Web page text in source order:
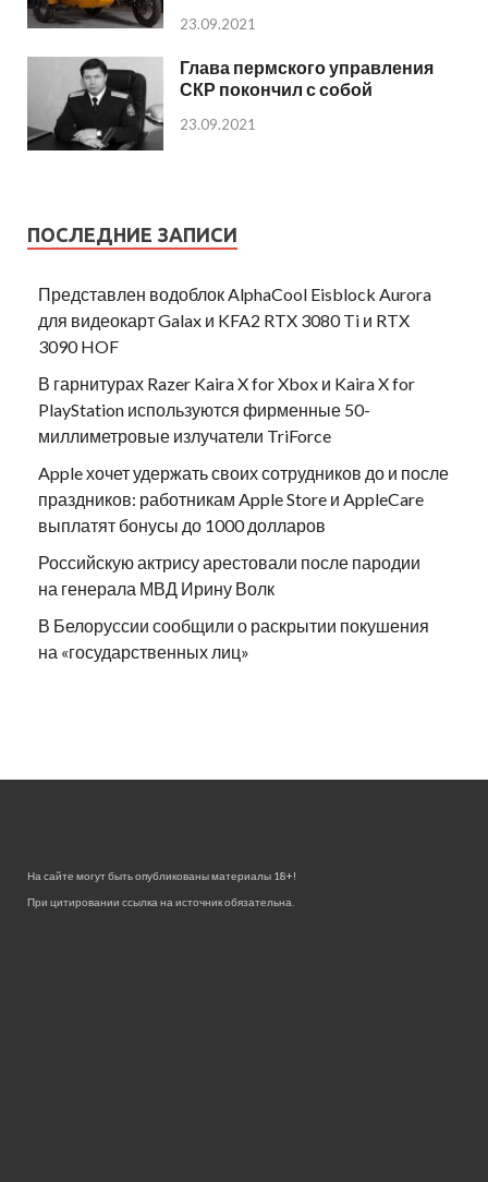
23.09.2021
Глава пермского управления
СКР покончил с собой
23.09.2021
ПОСЛЕДНИЕ ЗАПИСИ
Представлен водоблок AlphaCool Eisblock Aurora
для видеокарт Galax и KFA2 RTX 3080 Ti и RTX
3090 HOF
В гарнитурах Razer Kaira X for Xbox и Kaira X for
PlayStation используются фирменные 50-
миллиметровые излучатели TriForce
Apple хочет удержать своих сотрудников до и после
праздников: работникам Apple Store и AppleCare
выплатят бонусы до 1000 долларов
Российскую актрису арестовали после пародии
на генерала МВД Ирину Волк
В Белоруссии сообщили о раскрытии покушения
на «государственных лиц»
На сайте могут быть опубликованы материалы 18+!
При цитировании ссылка на источник обязательна.